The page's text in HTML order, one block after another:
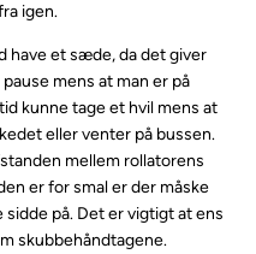
igen.
have et sæde, da det giver
mens at man er på
kunne tage et hvil mens at
eller venter på bussen.
mellem rollatorens
er for smal er der måske
på. Det er vigtigt at ens
skubbehåndtagene.